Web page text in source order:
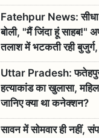
Fatehpur News: सीधा
बोली, "मैं जिंदा हूं साहब!"
तलाश में भटकती रही
जांच के आदेश
Uttar Pradesh: फतेहपुर
हत्याकांड का खुलासा,
जानिए क्या था कनेक्शन?
सावन में सोमवार ही नहीं,